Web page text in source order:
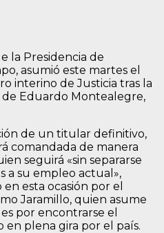
la Presidencia de
asumió este martes el
interino de Justicia tras la
de Eduardo Montealegre,
de un titular definitivo,
comandada de manera
seguirá «sin separarse
a su empleo actual»,
esta ocasión por el
Jaramillo, quien asume
por encontrarse el
plena gira por el país.